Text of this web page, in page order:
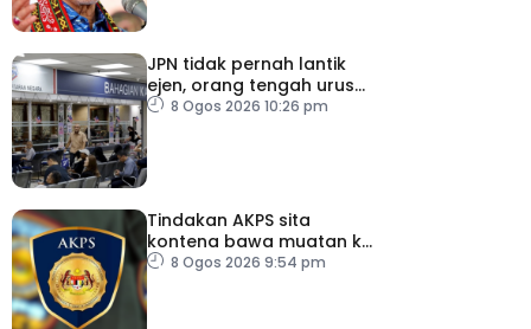
JPN tidak pernah lantik
ejen, orang tengah urus
dokumentasi
8 Ogos 2026 10:26 pm
Tindakan AKPS sita
kontena bawa muatan ke
Israel bukti ketegasan
8 Ogos 2026 9:54 pm